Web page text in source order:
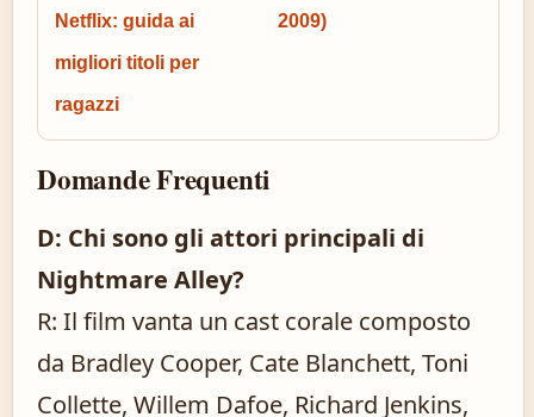
Netflix: guida ai
migliori titoli per
ragazzi
2009)
Domande Frequenti
D: Chi sono gli attori principali di
Nightmare Alley?
R: Il film vanta un cast corale composto
da Bradley Cooper, Cate Blanchett, Toni
Collette, Willem Dafoe, Richard Jenkins,